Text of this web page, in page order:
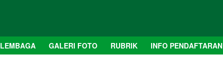
LEMBAGA GALERI FOTO RUBRIK INFO PENDAFTARAN